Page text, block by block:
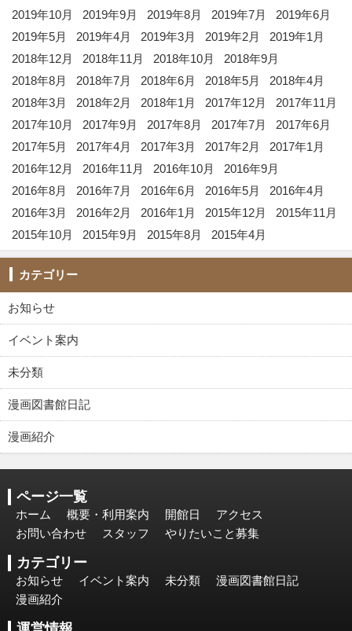
2019年10月
2019年9月 2019年8月 2019年7月
2019年6月
2019年5月
2019年4月 2019年3月 2019年2月
2019年1月
2018年12月
2018年11月 2018年10月
2018年9月
2018年8月
2018年7月 2018年6月 2018年5月
2018年4月
2018年3月
2018年2月 2018年1月 2017年12月
2017年11月
2017年10月
2017年9月 2017年8月 2017年7月
2017年6月
2017年5月
2017年4月 2017年3月 2017年2月
2017年1月
2016年12月
2016年11月 2016年10月
2016年9月
2016年8月
2016年7月 2016年6月 2016年5月
2016年4月
2016年3月
2016年2月 2016年1月 2015年12月
2015年11月
2015年10月
2015年9月 2015年8月 2015年4月
カテゴリー
お知らせ
イベント案内
未分類
漫画図書館日記
漫画紹介
ページ一覧
ホーム 概要・利用案内 開館日
アクセス
お問い合わせ
スタッフ やりたいこと募集
カテゴリー
お知らせ イベント案内 未分類
漫画図書館日記
漫画紹介